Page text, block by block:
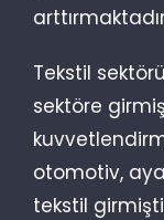
Tekstil
sektöre
otomotiv,
tekstil